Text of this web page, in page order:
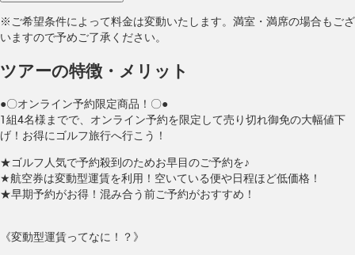
※ご希望条件によって料金は変動いたします。満室・満席の場合もござ
いますので予めご了承ください。
ツアーの特徴・メリット
●〇オンライン予約限定商品！〇●
1組4名様までで、オンライン予約を限定して売り切れ御免の大幅値下
げ！お得にゴルフ旅行へ行こう！
★ゴルフ人気で予約殺到のためお早目のご予約を♪
★航空券は変動型運賃を利用！空いている便や日程ほど低価格！
★早期予約がお得！混み合う前ご予約がおすすめ！
《変動型運賃ってなに！？》